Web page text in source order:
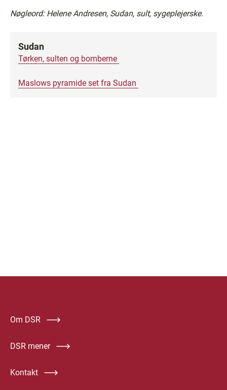
Nøgleord: Helene Andresen, Sudan, sult, sygeplejerske.
Sudan
Tørken, sulten og bomberne
Maslows pyramide set fra Sudan
Om DSR
DSR mener
Kontakt